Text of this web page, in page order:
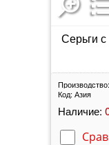
Серьги
Производство:
Код: Азия
Наличие: